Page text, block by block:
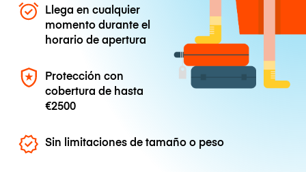
Llega en cualquier
momento durante el
horario de apertura
Protección con
cobertura de hasta
€2500
Sin limitaciones de tamaño o peso